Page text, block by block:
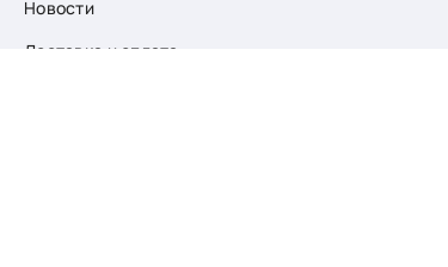
Новости
Доставка и оплата